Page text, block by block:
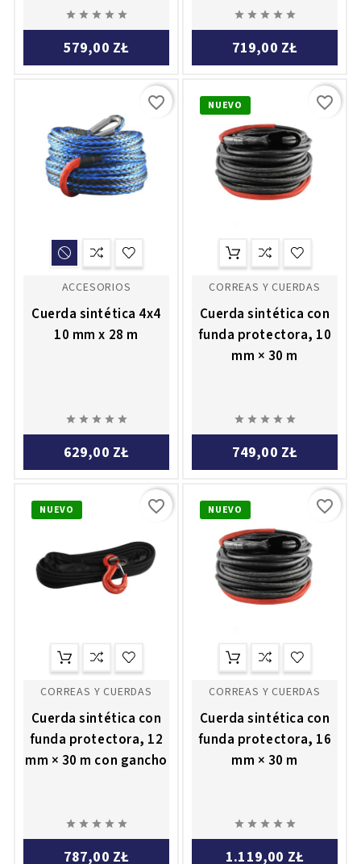
    
579,00 ZŁ
    
719,00 ZŁ
ACCESORIOS
Cuerda sintética 4x4
10 mm x 28 m
    
629,00 ZŁ
favorite_border NUEVO
CORREAS Y CUERDAS
Cuerda sintética con
funda protectora, 10
mm × 30 m
    
749,00 ZŁ
favorite_border
NUEVO
CORREAS Y CUERDAS
Cuerda sintética con
funda protectora, 12
mm × 30 m con gancho
    
787,00 ZŁ
favorite_border NUEVO
CORREAS Y CUERDAS
Cuerda sintética con
funda protectora, 16
mm × 30 m
    
1.119,00 ZŁ
favorite_border